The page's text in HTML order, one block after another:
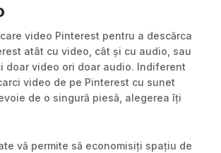
video Pinterest pentru a descărca
atât cu video, cât și cu audio, sau
doar video ori doar audio. Indiferent
video de pe Pinterest cu sunet
de o singură piesă, alegerea îți
vă permite să economisiți spațiu de